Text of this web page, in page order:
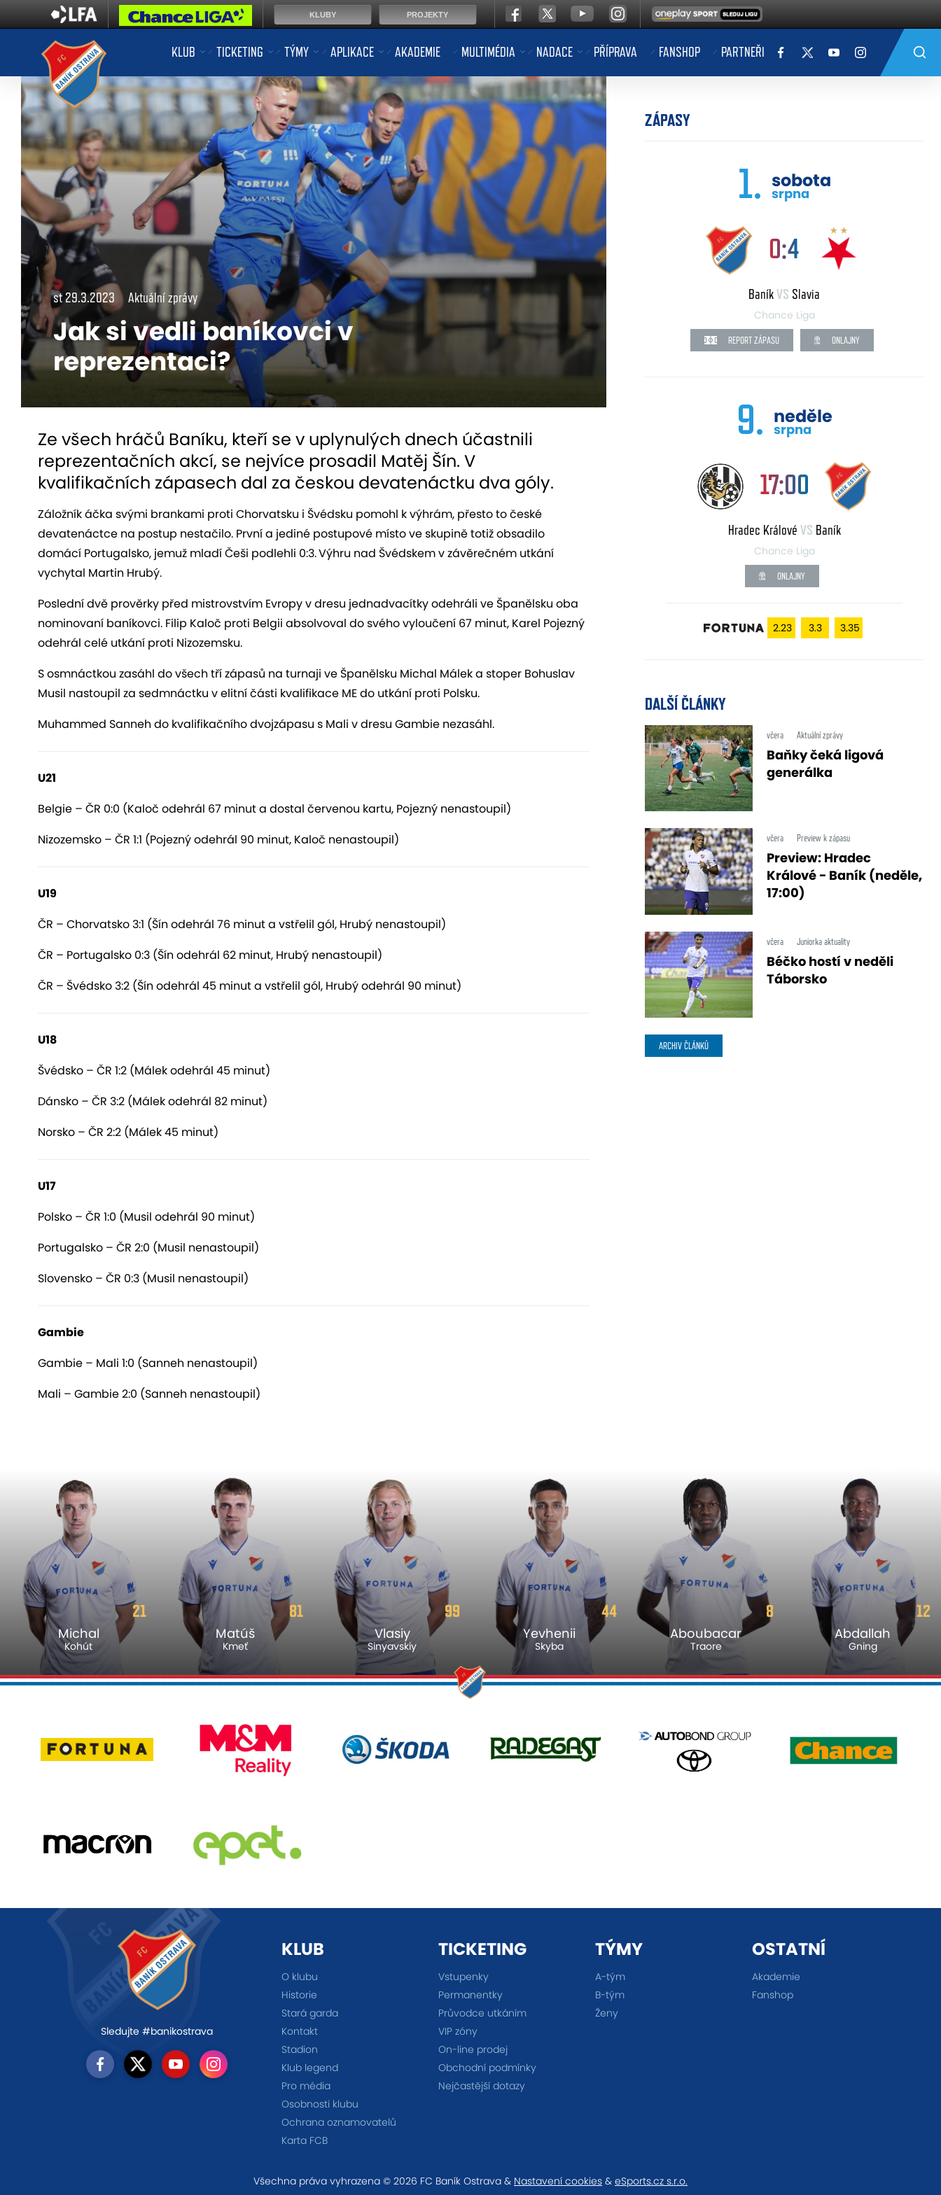
KLUB TICKETING TÝMY APLIKACE AKADEMIE MULTIMÉDIA NADACE PŘÍPRAVA FANSHOP PARTNEŘI
st 29.3.2023 Aktuální zprávy
Jak si vedli baníkovci v
reprezentaci?
Ze všech hráčů Baníku, kteří se v uplynulých dnech účastnili
reprezentačních akcí, se nejvíce prosadil Matěj Šín. V
kvalifikačních zápasech dal za českou devatenáctku dva góly.
Záložník áčka svými brankami proti Chorvatsku i Švédsku pomohl k výhrám, přesto to české
devatenáctce na postup nestačilo. První a jediné postupové místo ve skupině totiž obsadilo
domácí Portugalsko, jemuž mladí Češi podlehli 0:3.Výhru nad Švédskem v závěrečném utkání
vychytal Martin Hrubý.
Poslední dvě prověrky před mistrovstvím Evropy v dresu jednadvacítky odehráli ve Španělsku oba
nominovaní baníkovci. Filip Kaloč proti Belgii absolvoval do svého vyloučení 67 minut, Karel Pojezný
odehrál celé utkání proti Nizozemsku.
S osmnáctkou zasáhl do všech tří zápasů na turnaji ve Španělsku Michal Máleka stoper Bohuslav
Musil nastoupil za sedmnáctku v elitní části kvalifikace ME do utkání proti Polsku.
Muhammed Sanneh do kvalifikačního dvojzápasu s Mali v dresu Gambie nezasáhl.
U21
Belgie – ČR 0:0 (Kaloč odehrál 67 minut a dostal červenou kartu, Pojezný nenastoupil)
Nizozemsko – ČR 1:1 (Pojezný odehrál 90 minut, Kaloč nenastoupil)
U19
ČR – Chorvatsko 3:1 (Šín odehrál 76 minut a vstřelil gól, Hrubý nenastoupil)
ČR – Portugalsko 0:3 (Šín odehrál 62 minut, Hrubý nenastoupil)
ČR – Švédsko 3:2 (Šín odehrál 45 minut a vstřelil gól, Hrubý odehrál 90 minut)
U18
Švédsko – ČR 1:2 (Málek odehrál 45 minut)
Dánsko – ČR 3:2 (Málek odehrál 82 minut)
Norsko – ČR 2:2 (Málek 45 minut)
U17
Polsko – ČR 1:0 (Musil odehrál 90 minut)
Portugalsko – ČR 2:0 (Musil nenastoupil)
Slovensko – ČR 0:3 (Musil nenastoupil)
Gambie
Gambie – Mali 1:0 (Sanneh nenastoupil)
Mali – Gambie 2:0 (Sanneh nenastoupil)
ZÁPASY
1. sobota
srpna
0:4
BaníkVS Slavia
Chance Liga
REPORT ZÁPASU ONLAJNY
9. neděle
srpna
17:00
Hradec Králové VS Baník
Chance Liga
ONLAJNY
2.23 3.3 3.35
DALŠÍ ČLÁNKY
včera Aktuální zprávy
Baňky čeká ligová
generálka
včera Preview k zápasu
Preview: Hradec
Králové - Baník (neděle,
17:00)
včera Juniorka aktuality
Béčko hostí v neděli
Táborsko
ARCHIV ČLÁNKŮ
81
Matúš
Kmeť
99
Vlasiy
Sinyavskiy
44
Yevhenii
Skyba
8
Aboubacar
Traore
12
Abdallah
Gning
16
Maksym
Dyachuk
Sledujte #banikostrava
KLUB
O klubu
Historie
Stará garda
Kontakt
Stadion
Klub legend
Pro média
Osobnosti klubu
Ochrana oznamovatelů
Karta FCB
TICKETING
Vstupenky
Permanentky
Průvodce utkáním
VIP zóny
On-line prodej
Obchodní podmínky
Nejčastější dotazy
TÝMY
A-tým
B-tým
Ženy
OSTATNÍ
Akademie
Fanshop
Všechna práva vyhrazena © 2026 FC Baník Ostrava & Nastavení cookies & eSports.cz s.r.o.
KLUBY PROJEKTY